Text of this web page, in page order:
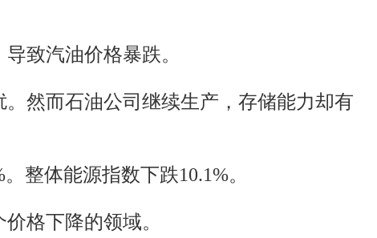
致汽油价格暴跌。
然而石油公司继续生产，存储能力却有
整体能源指数下跌10.1%。
格下降的领域。